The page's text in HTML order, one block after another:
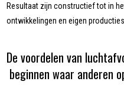
Resultaat zijn constructief tot in
ontwikkelingen en eigen
De voordelen van
beginnen waar anderen